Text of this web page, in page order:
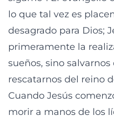
lo que tal vez es
desagrado para Dios;
primeramente la
sueños, sino
rescatarnos del reino
Cuando Jesús
morir a manos de los